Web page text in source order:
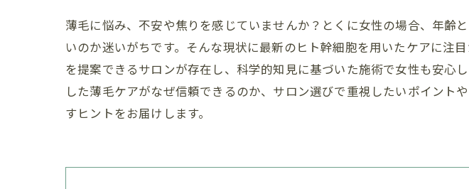
薄毛に悩み、不安や焦りを感じていませんか？とくに女性の場合、年齢
いのか迷いがちです。そんな現状に最新のヒト幹細胞を用いたケアに注
を提案できるサロンが存在し、科学的知見に基づいた施術で女性も安心
した薄毛ケアがなぜ信頼できるのか、サロン選びで重視したいポイン
すヒントをお届けします。